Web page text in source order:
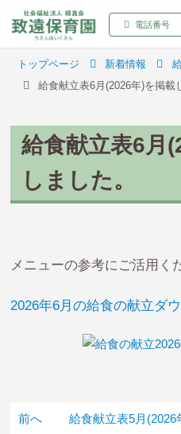
致遠
電話番号
トップページ 新着情報
給食献立表6月(2026年)を掲載
給食献立表6月
しました。
メニューの参考にご活用く
2026年6月の給食の献立ダ
前へ 給食献立表5月(2026